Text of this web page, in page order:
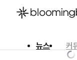
뉴스 커